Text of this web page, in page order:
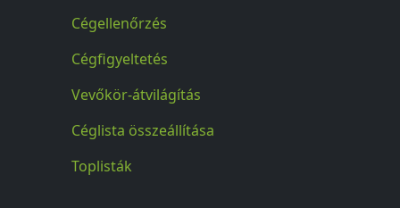
Cégellenőrzés
Cégfigyeltetés
Vevőkör-átvilágítás
Céglista összeállítása
Toplisták